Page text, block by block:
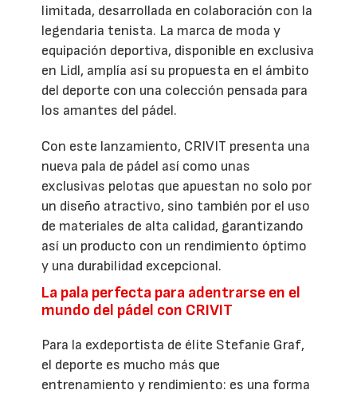
limitada, desarrollada en colaboración con la
legendaria tenista. La marca de moda y
equipación deportiva, disponible en exclusiva
en Lidl, amplía así su propuesta en el ámbito
del deporte con una colección pensada para
los amantes del pádel.
Con este lanzamiento, CRIVIT presenta una
nueva pala de pádel así como unas
exclusivas pelotas que apuestan no solo por
un diseño atractivo, sino también por el uso
de materiales de alta calidad, garantizando
así un producto con un rendimiento óptimo
y una durabilidad excepcional.
La pala perfecta para adentrarse en el
mundo del pádel con CRIVIT
Para la exdeportista de élite Stefanie Graf,
el deporte es mucho más que
entrenamiento y rendimiento: es una forma